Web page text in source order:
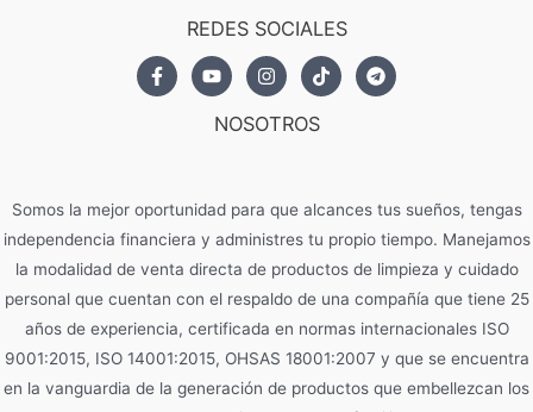
REDES SOCIALES
NOSOTROS
Somos la mejor oportunidad para que alcances tus sueños, tengas
independencia financiera y administres tu propio tiempo. Manejamos
la modalidad de venta directa de productos de limpieza y cuidado
personal que cuentan con el respaldo de una compañía que tiene 25
años de experiencia, certificada en normas internacionales ISO
9001:2015, ISO 14001:2015, OHSAS 18001:2007 y que se encuentra
en la vanguardia de la generación de productos que embellezcan los